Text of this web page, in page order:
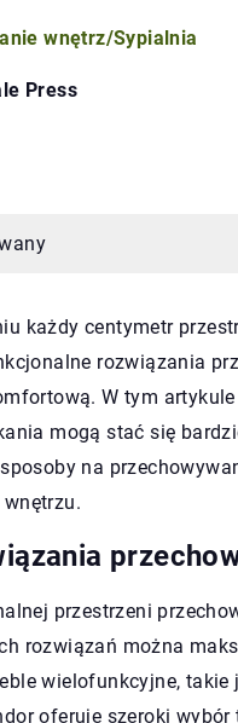
wnętrz/Sypialnia
Press
każdy centymetr
rozwiązania
W tym
mogą stać się
na
przestrzeni
rozwiązań można
wielofunkcyjne, takie
oferuje szeroki